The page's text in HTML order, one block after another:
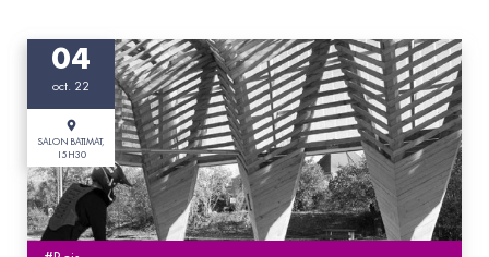
04
oct. 22
SALON BATIMAT,
15H30